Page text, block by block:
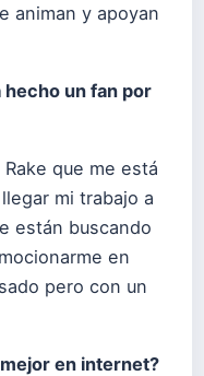
animan y apoyan
hecho un fan por
que me está
mi trabajo a
están buscando
en
pero con un
en internet?